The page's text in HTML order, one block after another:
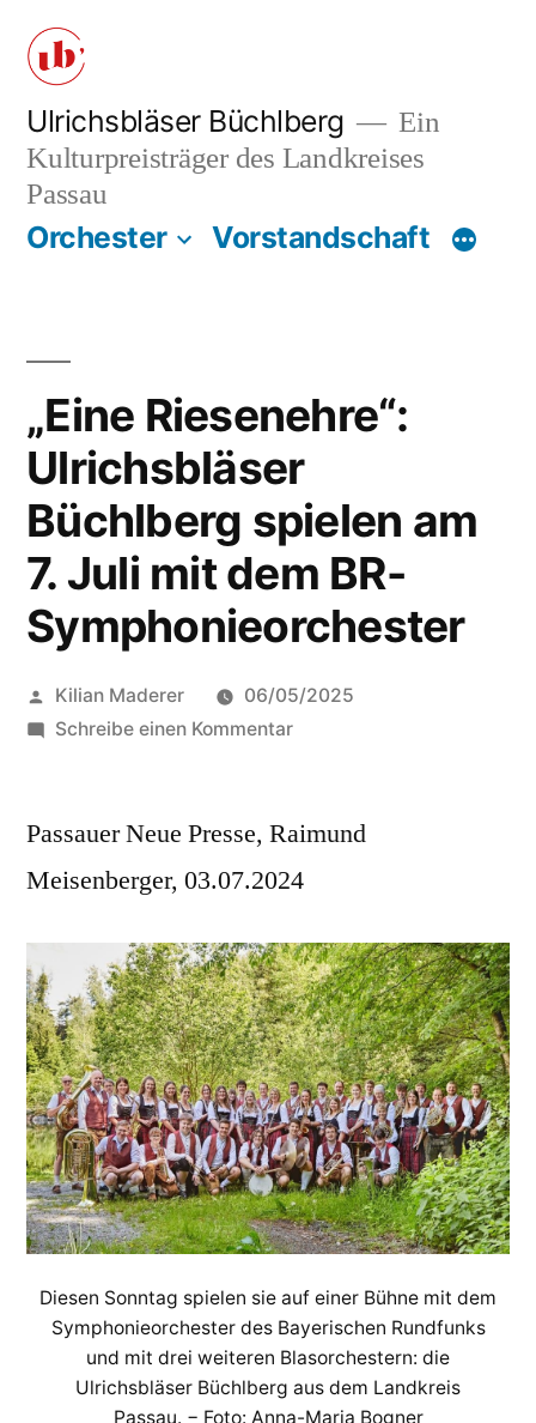
Zum
Inhalt
springen
Ulrichsbläser Büchlberg
Ein
Kulturpreisträger des Landkreises
Passau
Orchester Vorstandschaft
„Eine Riesenehre“:
Ulrichsbläser
Büchlberg spielen am
7. Juli mit dem BR-
Symphonieorchester
Veröffentlicht
von
Kilian Maderer
06/05/2025
Schreibe einen Kommentarzu
Ulrichsbläser
spielen
7.
Juli
mit
dem
BR-
Symphonieorchester
Passauer Neue Presse, Raimund
Meisenberger, 03.07.2024
Diesen Sonntag spielen sie auf einer Bühne mit dem
Symphonieorchester des Bayerischen Rundfunks
und mit drei weiteren Blasorchestern: die
Ulrichsbläser Büchlberg aus dem Landkreis
Passau. − Foto: Anna-Maria Bogner